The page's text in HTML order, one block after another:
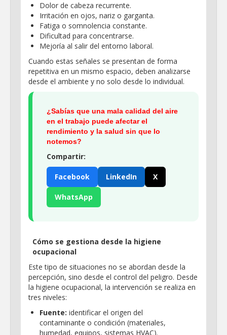
Dolor de cabeza recurrente.
Irritación en ojos, nariz o garganta.
Fatiga o somnolencia constante.
Dificultad para concentrarse.
Mejoría al salir del entorno laboral.
Cuando estas señales se presentan de forma
repetitiva en un mismo espacio, deben analizarse
desde el ambiente y no solo desde lo individual.
¿Sabías que una mala calidad del aire
en el trabajo puede afectar el
rendimiento y la salud sin que lo
notemos?
Compartir:
Facebook LinkedIn X
WhatsApp
Cómo se gestiona desde la higiene
ocupacional
Este tipo de situaciones no se abordan desde la
percepción, sino desde el control del peligro. Desde
la higiene ocupacional, la intervención se realiza en
tres niveles:
Fuente: identificar el origen del
contaminante o condición (materiales,
humedad, equipos, sistemas HVAC).